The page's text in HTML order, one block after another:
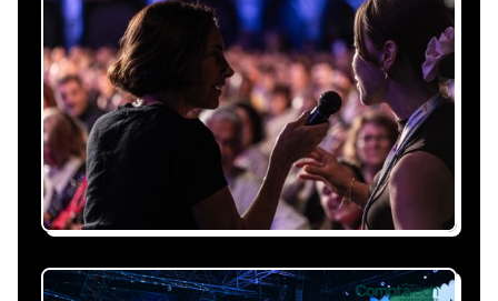
sous 24h
Expliquez-nous vos besoins, on vous répond
sous 24h avec une proposition
personnalisée, claire et adaptée à votre
événement et à vos contraintes.
Nous nous occupons de